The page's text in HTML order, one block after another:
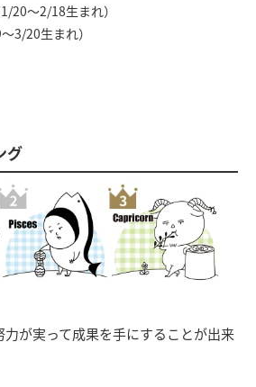
20～2/18生まれ）
3/20生まれ）
グ
が実って成果を手にすることが出来